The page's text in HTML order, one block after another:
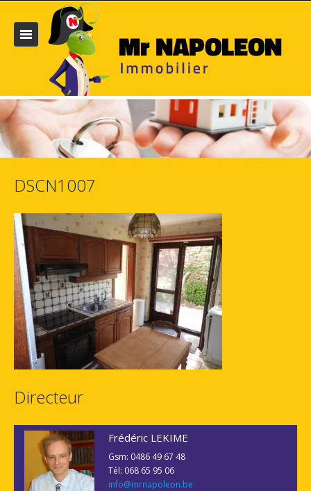
DSCN1007
Directeur
Frédéric LEKIME
Gsm: 0486 49 67 48
Tél: 068 65 95 06
info@mrnapoleon.be